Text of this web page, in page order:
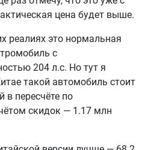
цена будет выше.
реалиях это нормальная
с
204 л.с. Но тут я
такой автомобиль стоит
в пересчёте по
скидок — 1.17 млн